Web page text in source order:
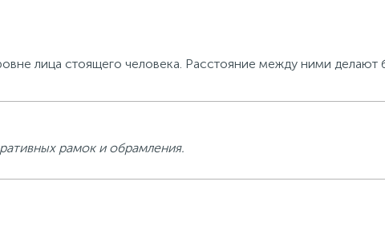
лица стоящего человека. Расстояние между ними делают
рамок и обрамления.